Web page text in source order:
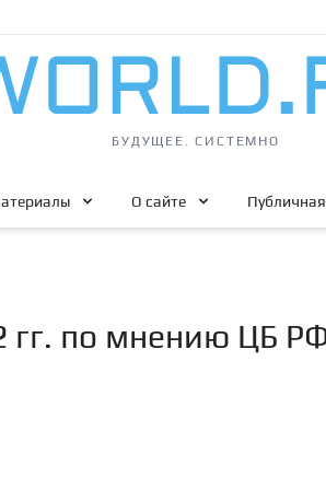
БУДУЩЕЕ. СИСТЕМНО
О сайте
по мнению ЦБ